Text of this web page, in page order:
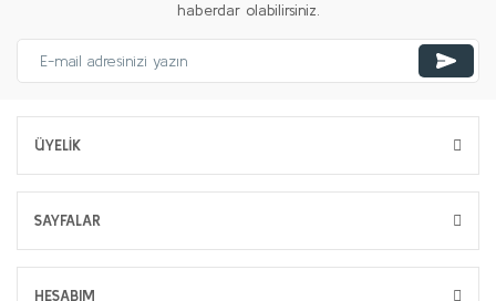
haberdar olabilirsiniz.
ÜYELİK
SAYFALAR
HESABIM